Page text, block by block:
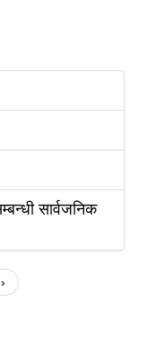
सार्वजनिक